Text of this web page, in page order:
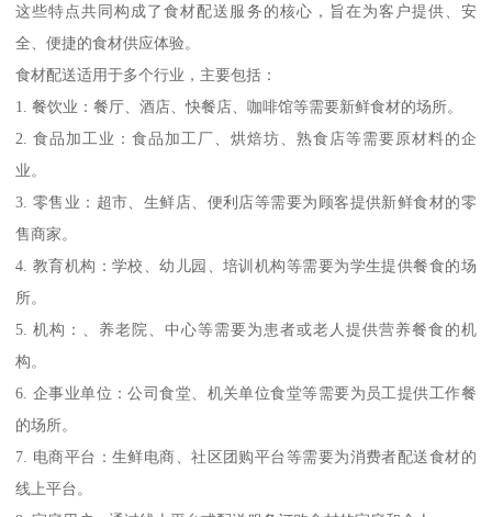
这些特点共同构成了食材配送服务的核心，旨在为客户提供、安
全、便捷的食材供应体验。
食材配送适用于多个行业，主要包括：
1. 餐饮业：餐厅、酒店、快餐店、咖啡馆等需要新鲜食材的场所。
2. 食品加工业：食品加工厂、烘焙坊、熟食店等需要原材料的企
业。
3. 零售业：超市、生鲜店、便利店等需要为顾客提供新鲜食材的零
售商家。
4. 教育机构：学校、幼儿园、培训机构等需要为学生提供餐食的场
所。
5. 机构：、养老院、中心等需要为患者或老人提供营养餐食的机
构。
6. 企事业单位：公司食堂、机关单位食堂等需要为员工提供工作餐
的场所。
7. 电商平台：生鲜电商、社区团购平台等需要为消费者配送食材的
线上平台。